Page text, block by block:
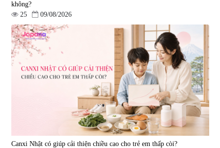
không?
25
09/08/2026
Canxi Nhật có giúp cải thiện chiều cao cho trẻ em thấp còi?